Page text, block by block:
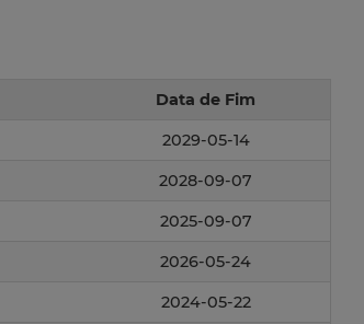
Data de Fim
2029-05-14
2028-09-07
2025-09-07
2026-05-24
2024-05-22